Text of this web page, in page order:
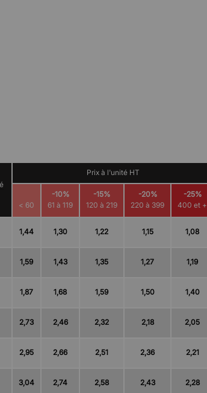
Prix à l'unité HT
< 60
-10%
61 à 119
-15%
120 à 219
-20%
220 à 399
-25%
400 et +
1,44 1,30 1,22 1,15 1,08
1,59 1,43 1,35 1,27 1,19
1,87 1,68 1,59 1,50 1,40
2,73 2,46 2,32 2,18 2,05
2,95 2,66 2,51 2,36 2,21
3,04 2,74 2,58 2,43 2,28